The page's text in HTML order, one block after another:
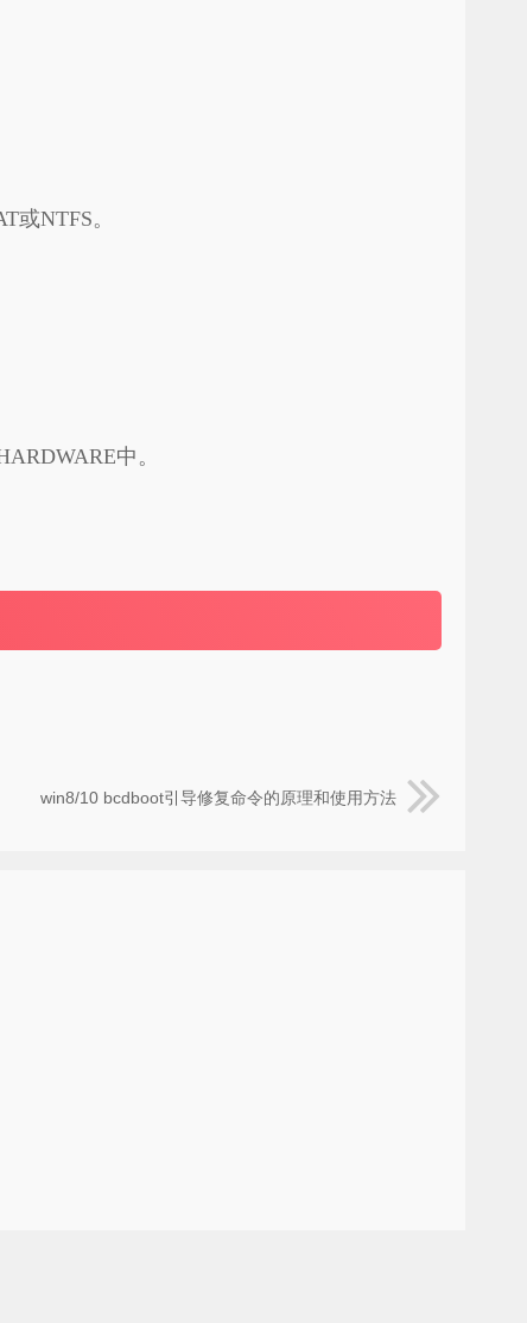
NTFS。
中。
win8/10 bcdboot引导修复命令的原理和使用方法